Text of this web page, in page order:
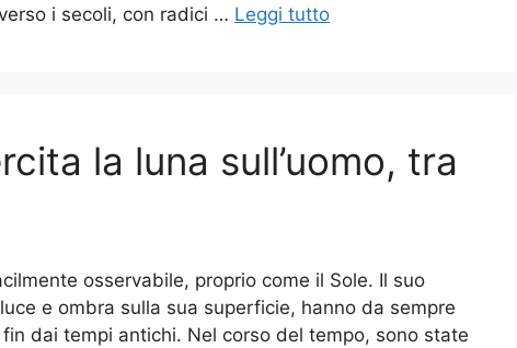
i secoli, con radici … Leggi tutto
la luna sull’uomo, tra
osservabile, proprio come il Sole. Il suo
e ombra sulla sua superficie, hanno da sempre
fin dai tempi antichi. Nel corso del tempo, sono state